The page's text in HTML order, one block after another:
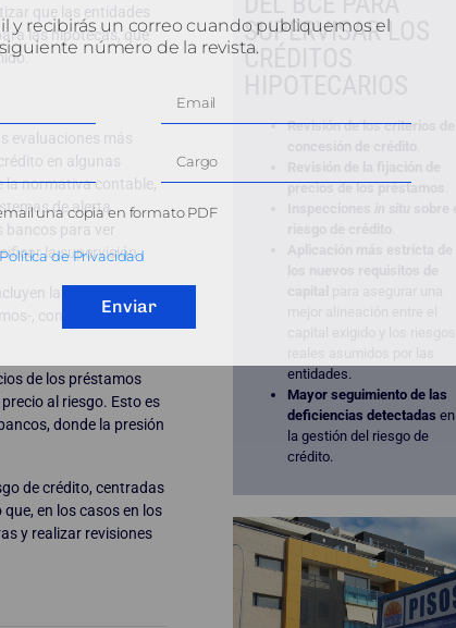
que las entidades
las hipotecas, que
evaluaciones más
en algunas
la normativa contable,
de alerta
bancos para ver
la supervisión.
la revisión de las
, con el objetivo de
de los préstamos
al riesgo. Esto es
donde la presión
de crédito, centradas
en los casos en los
y realizar revisiones
SUPERVISAR LOS
CRÉDITOS
Revisión de los criterios de
precios de los préstamos
entidades.
Mayor seguimiento de las
deficiencias detectadas en
la gestión del riesgo de
crédito.
y recibirás un correo cuando publiquemos el
número de la revista.
una copia en formato PDF
Política de Privacidad
Enviar